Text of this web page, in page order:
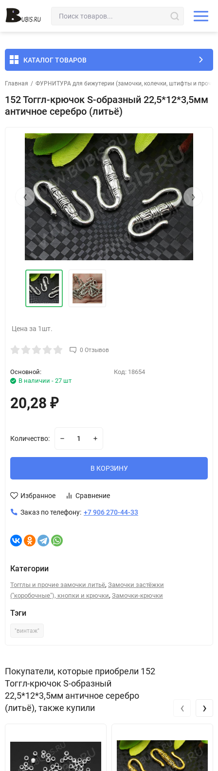
КАТАЛОГ ТОВАРОВ
Главная / ФУРНИТУРА для бижутерии (замочки, колечки, штифты и
152 Тоггл-крючок S-образный 22,5*12*3,5мм
античное серебро (литьё)
‹ ›
Цена за 1шт.
0 Отзывов
Основной:
В наличии - 27 шт
Код: 18654
20,28 ₽
Количество:
В КОРЗИНУ
Избранное Сравнение
Заказ по телефону: +7 906 270-44-33
Категории
Тогглы и прочие замочки литьё, Замочки застёжки
("коробочные"), кнопки и крючки, Замочки-крючки
Тэги
"винтаж"
Покупатели, которые приобрели 152
Тоггл-крючок S-образный
22,5*12*3,5мм античное серебро
(литьё), также купили
‹ ›